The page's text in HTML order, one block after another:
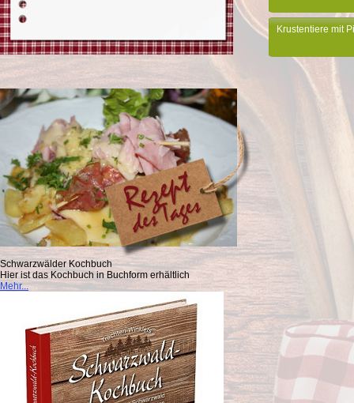
Krustentiere mit
Schwarzwälder Kochbuch
Hier ist das Kochbuch in Buchform erhältlich
Mehr...